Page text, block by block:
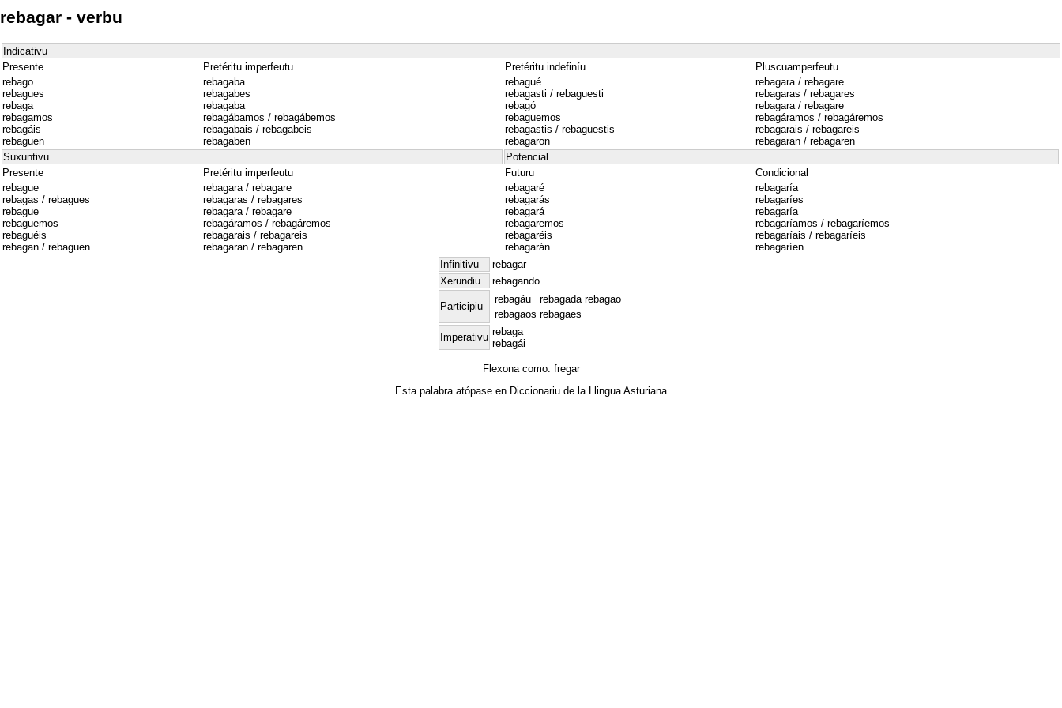
rebagar - verbu
Indicativu
Presente
Pretéritu imperfeutu Pretéritu indefiníu
Pluscuamperfeutu
rebago
rebagues
rebaga
rebagamos
rebagáis
rebaguen
rebagaba
rebagabes
rebagaba
rebagábamos / rebagábemos
rebagabais / rebagabeis
rebagaben
rebagué
rebagasti / rebaguesti
rebagó
rebaguemos
rebagastis / rebaguestis
rebagaron
rebagara / rebagare
rebagaras / rebagares
rebagara / rebagare
rebagáramos / rebagáremos
rebagarais / rebagareis
rebagaran / rebagaren
Suxuntivu
Potencial
Presente
Pretéritu imperfeutu Futuru
Condicional
rebague
rebagas / rebagues
rebague
rebaguemos
rebaguéis
rebagan / rebaguen
rebagara / rebagare
rebagaras / rebagares
rebagara / rebagare
rebagáramos / rebagáremos
rebagarais / rebagareis
rebagaran / rebagaren
rebagaré
rebagarás
rebagará
rebagaremos
rebagaréis
rebagarán
rebagaría
rebagaríes
rebagaría
rebagaríamos / rebagaríemos
rebagaríais / rebagaríeis
rebagaríen
Infinitivu
rebagar
Xerundiu
rebagando
Participiu
rebagáu rebagada rebagao
rebagaos rebagaes
Imperativu rebaga
rebagái
Flexona como: fregar
Esta palabra atópase en Diccionariu de la Llingua Asturiana